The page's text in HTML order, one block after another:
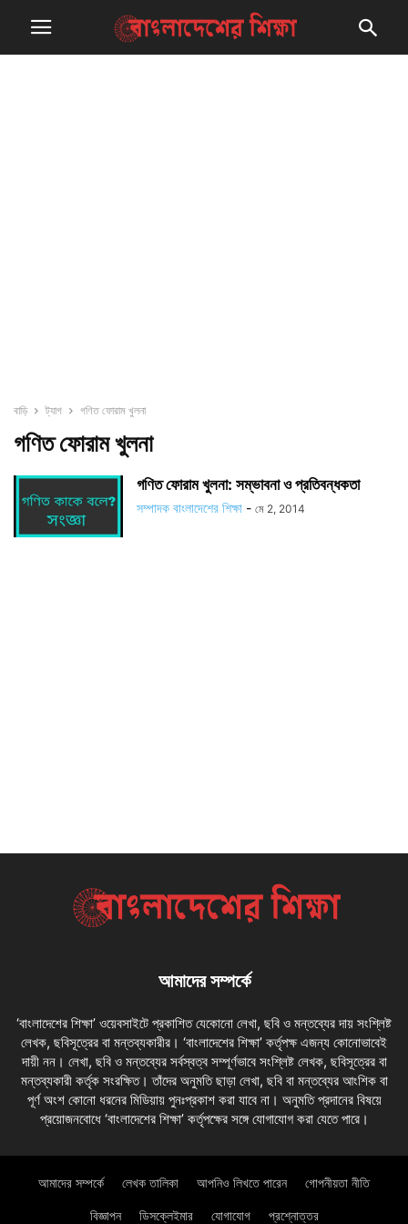
বাড়ি ট্যাগ গণিত ফোরাম খুলনা
গণিত ফোরাম খুলনা
গণিত ফোরাম খুলনা: সম্ভাবনা ও প্রতিবন্ধকতা
সম্পাদক বাংলাদেশের শিক্ষা - মে 2, 2014
আমাদের সম্পর্কে
‘বাংলাদেশের শিক্ষা’ ওয়েবসাইটে প্রকাশিত যেকোনো লেখা, ছবি ও মন্তব্যের দায় সংশ্লিষ্ট
লেখক, ছবিসূত্রের বা মন্তব্যকারীর। ‘বাংলাদেশের শিক্ষা’ কর্তৃপক্ষ এজন্য কোনোভাবেই
দায়ী নন। লেখা, ছবি ও মন্তব্যের সর্বস্বত্ব সম্পূর্ণভাবে সংশ্লিষ্ট লেখক, ছবিসূত্রের বা
মন্তব্যকারী কর্তৃক সংরক্ষিত। তাঁদের অনুমতি ছাড়া লেখা, ছবি বা মন্তব্যের আংশিক বা
পূর্ণ অংশ কোনো ধরনের মিডিয়ায় পুনঃপ্রকাশ করা যাবে না। অনুমতি প্রদানের বিষয়ে
প্রয়োজনবোধে ‘বাংলাদেশের শিক্ষা’ কর্তৃপক্ষের সঙ্গে যোগাযোগ করা যেতে পারে।
আমাদের সম্পর্কে লেখক তালিকা আপনিও লিখতে পারেন গোপনীয়তা নীতি
বিজ্ঞাপন ডিসক্লেইমার যোগাযোগ প্রশ্নোত্তর